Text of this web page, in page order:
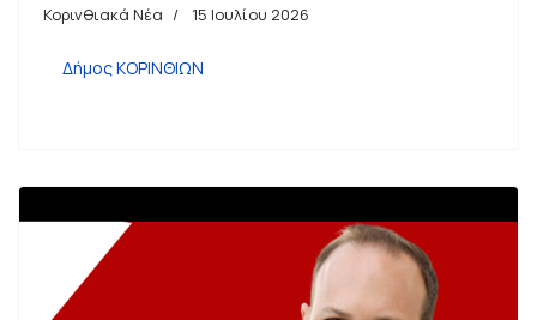
Κορινθιακά Νέα 15 Ιουλίου 2026
Δήμος ΚΟΡΙΝΘΙΩΝ